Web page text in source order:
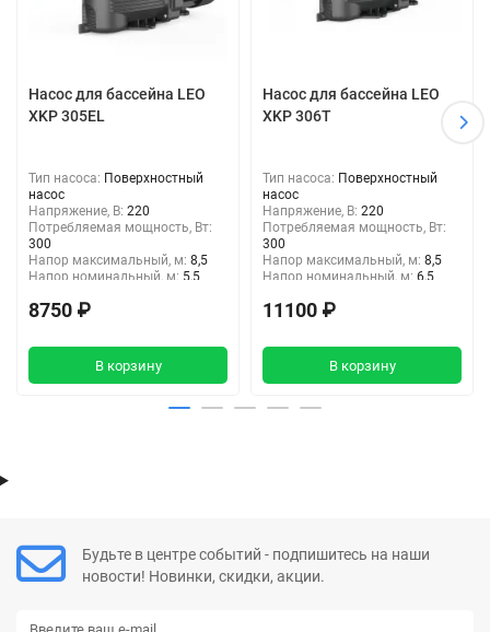
Насос для бассейна LEO
XKP 305EL
Тип насоса: Поверхностный
насос
Напряжение, В: 220
Потребляемая мощность, Вт:
300
Напор максимальный, м: 8,5
Напор номинальный, м: 5,5
Выходное отверстие, дюйм:
8750 ₽
В корзину
Насос для бассейна LEO
XKP 306T
Тип насоса: Поверхностный
насос
Напряжение, В: 220
Потребляемая мощность, Вт:
300
Напор максимальный, м: 8,5
Напор номинальный, м: 6,5
Выходное отверстие, дюйм:
11100 ₽
В корзину
Будьте в центре событий - подпишитесь на наши
новости! Новинки, скидки, акции.